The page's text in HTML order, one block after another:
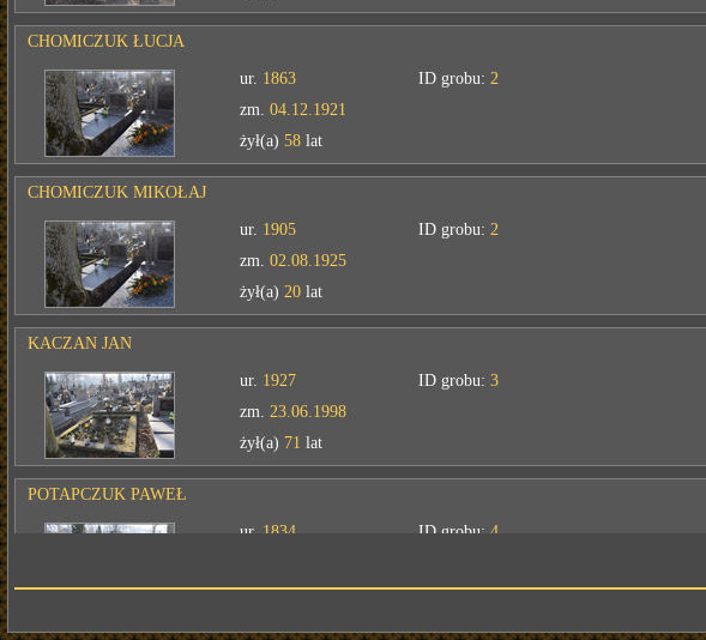
CHOMICZUK ŁUCJA
ur. 1863
zm. 04.12.1921
żył(a) 58lat
ID grobu: 2
CHOMICZUK MIKOŁAJ
ur. 1905
zm. 02.08.1925
żył(a) 20lat
ID grobu: 2
KACZAN JAN
ur. 1927
zm. 23.06.1998
żył(a) 71 lat
ID grobu: 3
POTAPCZUK PAWEŁ
ur. 1834
żył(a)84lat
ID grobu: 4